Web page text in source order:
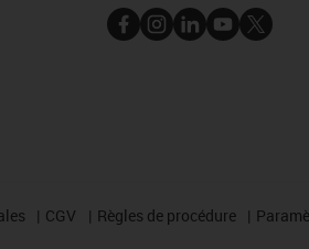
CGV Règles de procédure